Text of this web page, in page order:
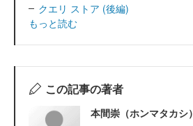
クエリ ストア (後編)
もっと読む
この記事の著者
本間崇（ホンマタカシ）